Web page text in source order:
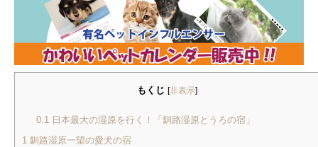
もくじ [非表示]
0.1日本最大の湿原を行く！「釧路湿原とうろの宿」
1 釧路湿原一望の愛犬の宿